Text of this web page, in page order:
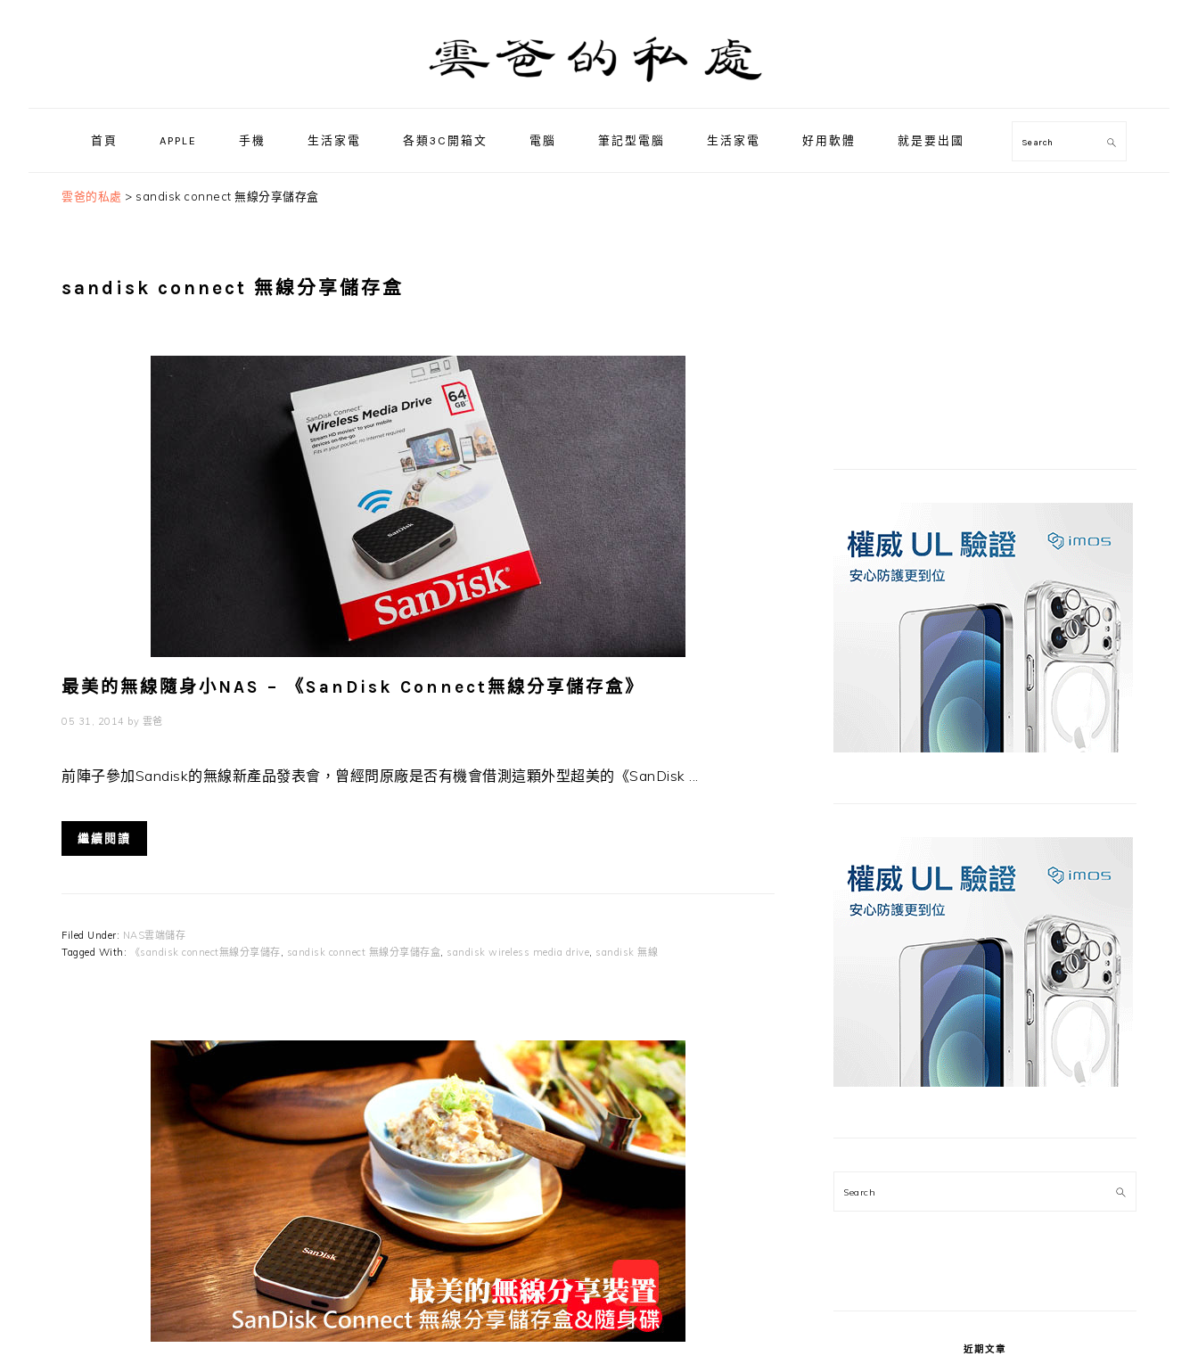
首頁 APPLE 手機 生活家電 各類3C開箱文 電腦 筆記型電腦 生活家電 好用軟體 就是要出國 Search
雲爸的私處 > sandisk connect 無線分享儲存盒
sandisk connect 無線分享儲存盒
最美的無線隨身小NAS – 《SanDisk Connect無線分享儲存盒》
05 31, 2014 by 雲爸
前陣子參加Sandisk的無線新產品發表會，曾經問原廠是否有機會借測這顆外型超美的《SanDisk ...
繼續閱讀
Filed Under: NAS雲端儲存
Tagged With:
《sandisk connect無線分享儲存, sandisk connect 無線分享儲存盒, sandisk wireless media drive, sandisk 無線
Search
近期文章